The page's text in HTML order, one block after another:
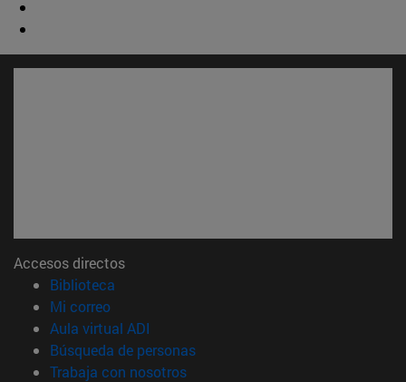
Accesos directos
Biblioteca
Mi correo(abre en nueva ventana)
Aula virtual ADI
Búsqueda de personas(abre en nueva ventana)
Trabaja con nosotros(abre en nueva ventana)